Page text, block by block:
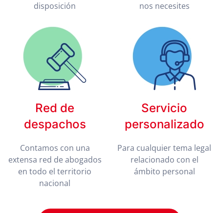
disposición
nos necesites
Red de
despachos
Contamos con una
extensa red de abogados
en todo el territorio
nacional
Servicio
personalizado
Para cualquier tema legal
relacionado con el
ámbito personal